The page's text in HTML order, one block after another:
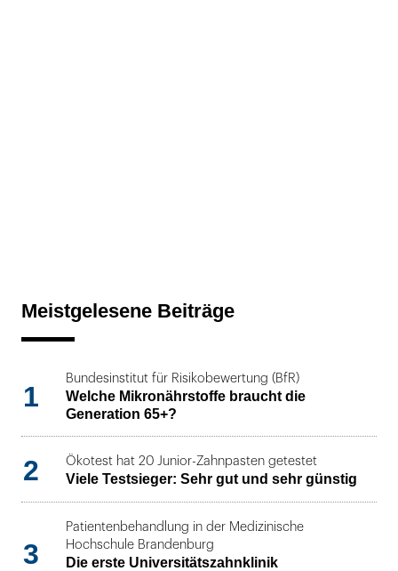
Meistgelesene Beiträge
1
Bundesinstitut für Risikobewertung (BfR)
Welche Mikronährstoffe braucht die
Generation 65+?
2 Ökotest hat 20 Junior-Zahnpasten getestet
Viele Testsieger: Sehr gut und sehr günstig
3
Patientenbehandlung in der Medizinische
Hochschule Brandenburg
Die erste Universitätszahnklinik